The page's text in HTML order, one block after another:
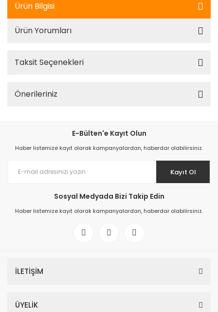
Ürün Bilgisi
Ürün Yorumları
Taksit Seçenekleri
Önerileriniz
E-Bülten'e Kayıt Olun
Haber listemize kayıt olarak kampanyalardan, haberdar olabilirsiniz.
Kayıt Ol
Sosyal Medyada Bizi Takip Edin
Haber listemize kayıt olarak kampanyalardan, haberdar olabilirsiniz.
İLETİŞİM
ÜYELİK